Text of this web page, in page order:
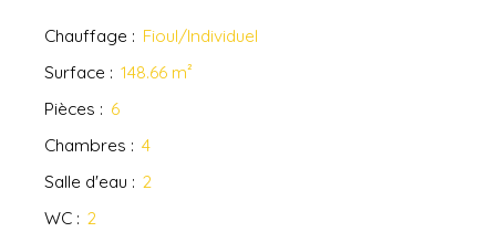
Chauffage : Fioul/Individuel
Surface : 148.66 m²
Pièces : 6
Chambres : 4
Salle d'eau : 2
WC : 2